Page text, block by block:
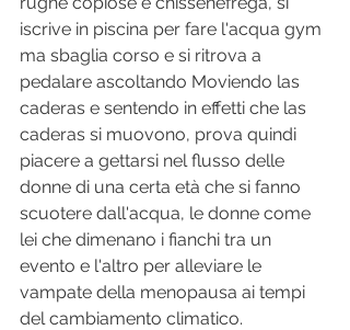
iscrive in piscina per fare l'acqua gym
ma sbaglia corso e si ritrova a
pedalare ascoltando Moviendo las
caderas e sentendo in effetti che las
caderas si muovono, prova quindi
piacere a gettarsi nel flusso delle
donne di una certa età che si fanno
scuotere dall'acqua, le donne come
lei che dimenano i fianchi tra un
evento e l'altro per alleviare le
vampate della menopausa ai tempi
del cambiamento climatico.